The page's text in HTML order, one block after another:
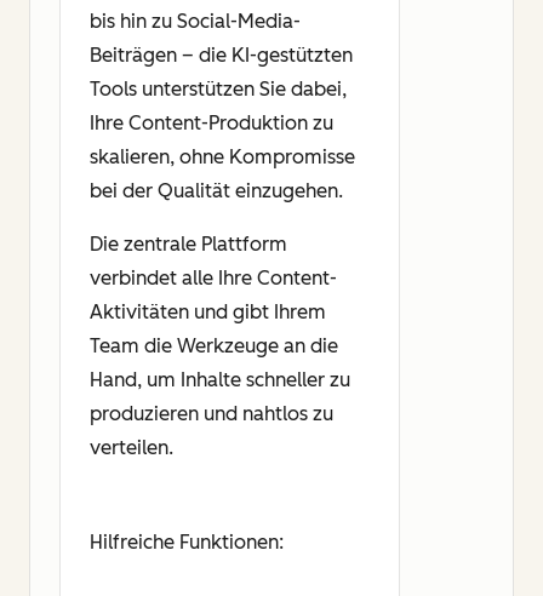
bis hin zu Social-Media-
Beiträgen – die KI-gestützten
Tools unterstützen Sie dabei,
Ihre Content-Produktion zu
skalieren, ohne Kompromisse
bei der Qualität einzugehen.
Die zentrale Plattform
verbindet alle Ihre Content-
Aktivitäten und gibt Ihrem
Team die Werkzeuge an die
Hand, um Inhalte schneller zu
produzieren und nahtlos zu
verteilen.
Hilfreiche Funktionen: